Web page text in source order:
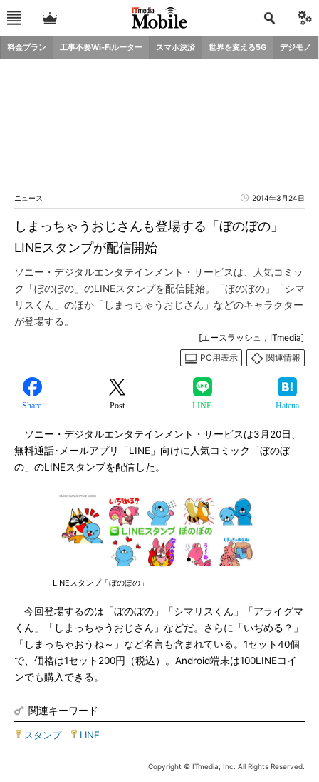
料金プラン 工事不要Wi-Fiルーター スマホ決済 世界を変える5G デジモノ
ニュース 2014年3月24日
しまっちゃうおじさんも登場する「ぼのぼの」
LINEスタンプが配信開始
ソニー・デジタルエンタテインメント・サービスは、人気コミッ
ク「ぼのぼの」のLINEスタンプを配信開始。「ぼのぼの」「シマ
リスくん」のほか「しまっちゃうおじさん」などのキャラクター
が登場する。
[エースラッシュ，ITmedia]
PC用表示
関連情報
Share Post LINE Hatena
ソニー・デジタルエンタテインメント・サービスは3月20日、
無料通話･メールアプリ「LINE」向けに人気コミック「ぼのぼ
の」のLINEスタンプを配信した。
LINEスタンプ「ぼのぼの」
今回登場するのは「ぼのぼの」「シマリスくん」「アライグマ
くん」「しまっちゃうおじさん」などだ。さらに「いぢめる？」
「しまっちゃおうね～」など名言も含まれている。1セット40個
で、価格は1セット200円（税込）。Android端末は100LINEコイ
ンでも購入できる。
関連キーワード
スタンプ| LINE
Copyright © ITmedia, Inc. All Rights Reserved.